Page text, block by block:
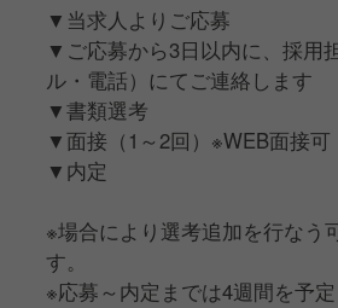
▼当求人よりご応募
▼ご応募から3日以内に、採用
ル・電話）にてご連絡します
▼書類選考
▼面接（1～2回）※WEB面接可
▼内定
※場合により選考追加を行なう
す。
※応募～内定までは4週間を予定